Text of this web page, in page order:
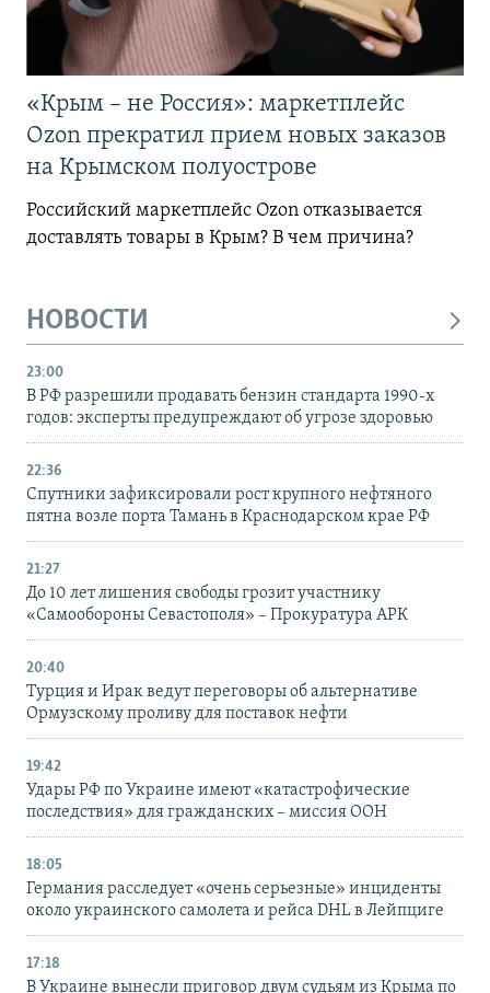
«Крым – не Россия»: маркетплейс
Ozon прекратил прием новых заказов
на Крымском полуострове
Российский маркетплейс Ozon отказывается
доставлять товары в Крым? В чем причина?
НОВОСТИ
23:00
В РФ разрешили продавать бензин стандарта 1990-х
годов: эксперты предупреждают об угрозе здоровью
22:36
Спутники зафиксировали рост крупного нефтяного
пятна возле порта Тамань в Краснодарском крае РФ
21:27
До 10 лет лишения свободы грозит участнику
«Самообороны Севастополя» – Прокуратура АРК
20:40
Турция и Ирак ведут переговоры об альтернативе
Ормузскому проливу для поставок нефти
19:42
Удары РФ по Украине имеют «катастрофические
последствия» для гражданских – миссия ООН
18:05
Германия расследует «очень серьезные» инциденты
около украинского самолета и рейса DHL в Лейпциге
17:18
В Украине вынесли приговор двум судьям из Крыма по